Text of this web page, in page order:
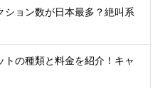
ション数が日本最多？絶叫系
トの種類と料金を紹介！キャ